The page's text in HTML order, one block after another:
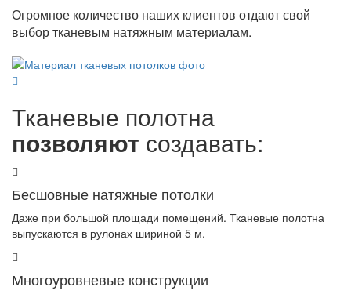
Огромное количество наших клиентов отдают свой
выбор тканевым натяжным материалам.
Тканевые полотна
позволяют создавать:
Бесшовные натяжные потолки
Даже при большой площади помещений. Тканевые полотна
выпускаются в рулонах шириной 5 м.
Многоуровневые конструкции